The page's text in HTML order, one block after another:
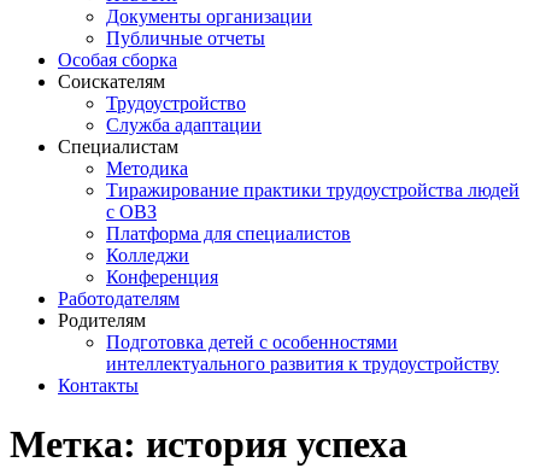
Документы организации
Публичные отчеты
Особая сборка
Соискателям
Трудоустройство
Служба адаптации
Специалистам
Методика
Тиражирование практики трудоустройства людей
с ОВЗ
Платформа для специалистов
Колледжи
Конференция
Работодателям
Родителям
Подготовка детей с особенностями
интеллектуального развития к трудоустройству
Контакты
Метка: история успеха